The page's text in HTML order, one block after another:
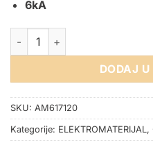
6kA
AUT. OSIGURAČ 20A C 1P
DODAJ U
SKU: AM617120
Kategorije: ELEKTROMATERIJAL,